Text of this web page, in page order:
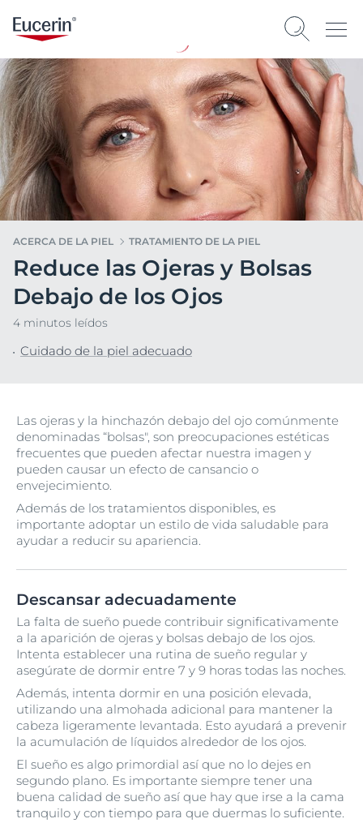
ACERCA DE LA PIEL TRATAMIENTO DE LA PIEL
Reduce las Ojeras y Bolsas
Debajo de los Ojos
4 minutos leídos
Cuidado de la piel adecuado
Las ojeras y la hinchazón debajo del ojo comúnmente
denominadas “bolsas", son preocupaciones estéticas
frecuentes que pueden afectar nuestra imagen y
pueden causar un efecto de cansancio o
envejecimiento.
Además de los tratamientos disponibles, es
importante adoptar un estilo de vida saludable para
ayudar a reducir su apariencia.
Descansar adecuadamente
La falta de sueño puede contribuir significativamente
a la aparición de ojeras y bolsas debajo de los ojos.
Intenta establecer una rutina de sueño regular y
asegúrate de dormir entre 7 y 9 horas todas las noches.
Además, intenta dormir en una posición elevada,
utilizando una almohada adicional para mantener la
cabeza ligeramente levantada. Esto ayudará a prevenir
la acumulación de líquidos alrededor de los ojos.
El sueño es algo primordial así que no lo dejes en
segundo plano. Es importante siempre tener una
buena calidad de sueño así que hay que irse a la cama
tranquilo y con tiempo para que duermas lo suficiente.